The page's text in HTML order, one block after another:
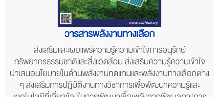
วารสารพลังงานทางเลือก
ส่งเสริมและเผยแพร่ความรู้ความเข้าใจการอนุรักษ์
ทรัพยากรธรรมชาติและสิ่งแวดล้อม ส่งเสริมความรู้ความเข้าใจ
นำเสนอนโยบายในด้านพลังงานทดแทนและพลังงานทางเลือกต่าง
ๆ ส่งเสริมการปฏิบัติงานทางวิชาการเพื่อพัฒนาความรู้และ